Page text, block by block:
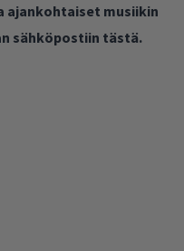
ajankohtaiset musiikin
sähköpostiin tästä.